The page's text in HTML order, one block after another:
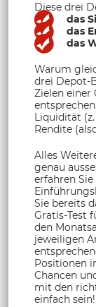
Diese drei
das
das
das
Warum
drei Depot-
Zielen einer
Liquidität
Rendite
Alles
genau
erfahren
Sie bereits
Gratis-Test
den
jeweiligen
Positionen
Chancen
mit den
einfach sein!